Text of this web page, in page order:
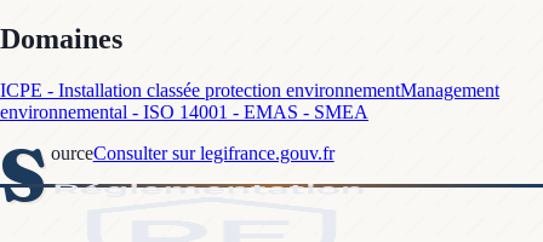
Domaines
ICPE - Installation classée protection environnementManagement
environnemental - ISO 14001 - EMAS - SMEA
S ourceConsulter sur legifrance.gouv.fr